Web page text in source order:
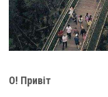
О! Привіт